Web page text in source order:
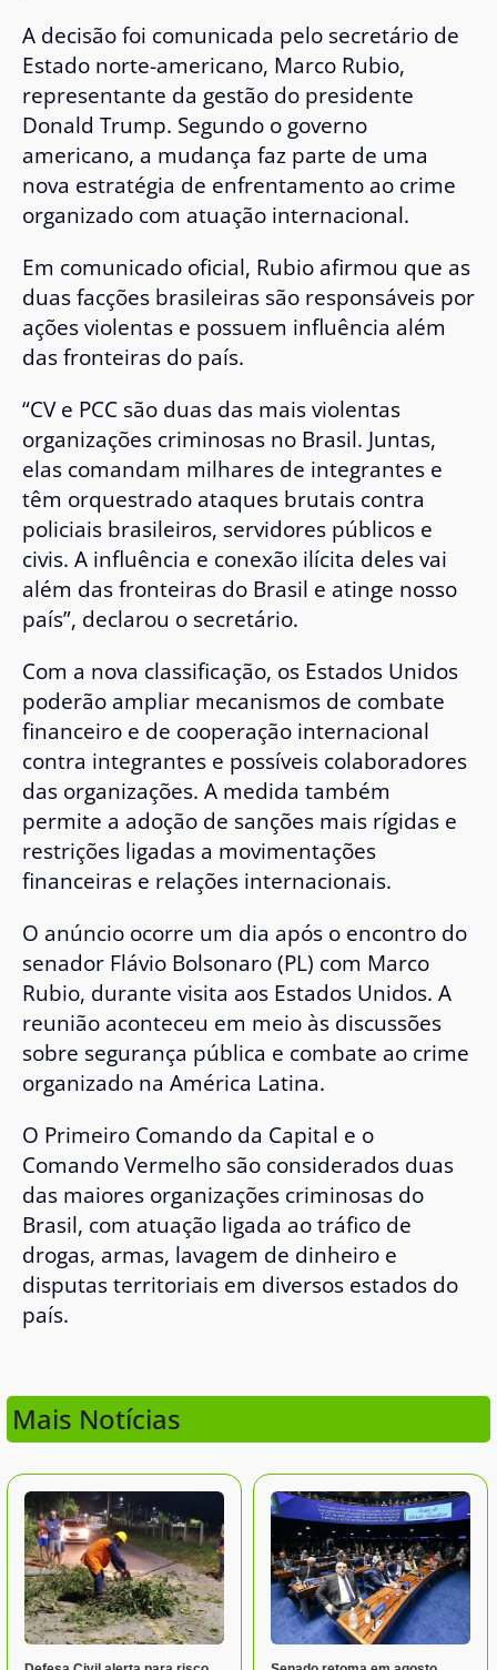
A decisão foi comunicada pelo secretário de
Estado norte-americano, Marco Rubio,
representante da gestão do presidente
Donald Trump. Segundo o governo
americano, a mudança faz parte de uma
nova estratégia de enfrentamento ao crime
organizado com atuação internacional.
Em comunicado oficial, Rubio afirmou que as
duas facções brasileiras são responsáveis por
ações violentas e possuem influência além
das fronteiras do país.
“CV e PCC são duas das mais violentas
organizações criminosas no Brasil. Juntas,
elas comandam milhares de integrantes e
têm orquestrado ataques brutais contra
policiais brasileiros, servidores públicos e
civis. A influência e conexão ilícita deles vai
além das fronteiras do Brasil e atinge nosso
país”, declarou o secretário.
Com a nova classificação, os Estados Unidos
poderão ampliar mecanismos de combate
financeiro e de cooperação internacional
contra integrantes e possíveis colaboradores
das organizações. A medida também
permite a adoção de sanções mais rígidas e
restrições ligadas a movimentações
financeiras e relações internacionais.
O anúncio ocorre um dia após o encontro do
senador Flávio Bolsonaro (PL) com Marco
Rubio, durante visita aos Estados Unidos. A
reunião aconteceu em meio às discussões
sobre segurança pública e combate ao crime
organizado na América Latina.
O Primeiro Comando da Capital e o
Comando Vermelho são considerados duas
das maiores organizações criminosas do
Brasil, com atuação ligada ao tráfico de
drogas, armas, lavagem de dinheiro e
disputas territoriais em diversos estados do
país.
Mais Notícias